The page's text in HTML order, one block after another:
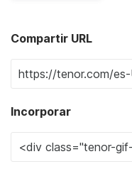
Compartir URL
Incorporar